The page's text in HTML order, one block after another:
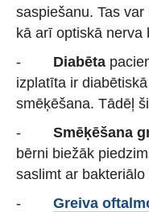
saspiešanu. Tas
kā arī optiskā nerva
- Diabēta
izplatīta ir
smēķēšana. Tādēļ
- Smēķēšana
bērni biežāk
saslimt ar
- Greiva